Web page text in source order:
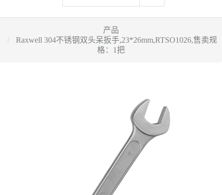
产品
Raxwell 304不锈钢双头呆扳手,23*26mm,RTSO1026,售卖规
格：1把